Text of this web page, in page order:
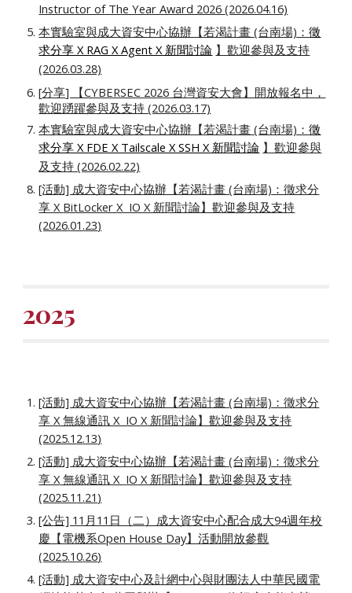
Instructor of The Year Award 2026(2026.04.16)
本實驗室與成大資安中心協辦【若渴計畫 (台南場)：徵
求分享 X RAG X Agent X 新聞討論 】歡迎參與及支持
(2026.03.28)
[分享] 【CYBERSEC 2026 台灣資安大會】開放報名中，
歡迎踴躍參與及支持 (2026.03.1 7)
本實驗室與成大資安中心協辦【若渴計畫 (台南場)：徵
求分享 X FDE X Tailscale X SSH X 新聞討論 】歡迎參與
及支持 (2026.02.22)
[活動] 成大資安中心協辦【若渴計畫 (台南場)：徵求分
享 X BitLockerX IO X 新聞討論】歡迎參與及支持
(2026.01 .23)
2025
[活動] 成大資安中心協辦【若渴計畫 (台南場)：徵求分
享 X 無線通訊 X IO X 新聞討論】歡迎參與及支持
(2025.1 2.13)
[活動] 成大資安中心協辦【若渴計畫 (台南場)：徵求分
享 X無線通訊 X IO X 新聞討論】歡迎參與及支持
(2025.1 1.21 )
[公告] 11月11日（二）成大資安中心配合成大94週年校
慶【電機系Open House Day】活動開放參觀
(2025.10.26)
[活動] 成大資安中心及計網中心與財團法人中華民國電